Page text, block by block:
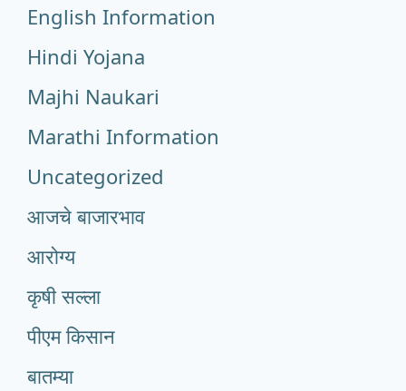
English Information
Hindi Yojana
Majhi Naukari
Marathi Information
Uncategorized
आजचे बाजारभाव
आरोग्य
कृषी सल्ला
पीएम किसान
बातम्या